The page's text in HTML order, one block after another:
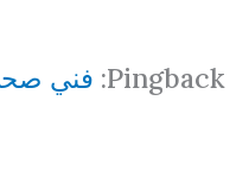
Pingback: فني